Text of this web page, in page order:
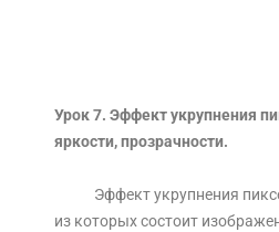
Урок 7. Эффект укрупнения
яркости, прозрачности.
Эффект укрупнения
из которых состоит